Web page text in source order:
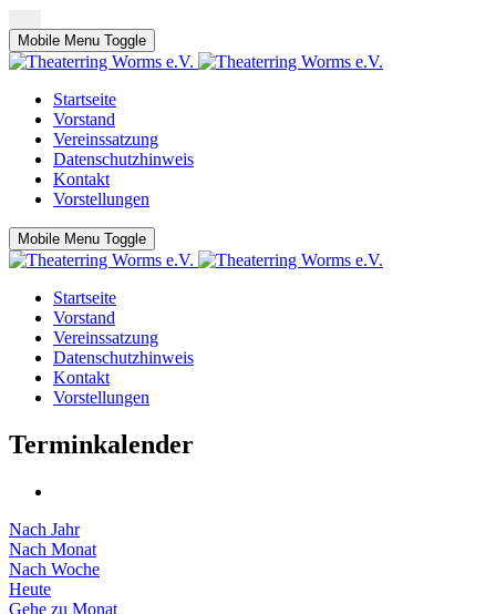
Mobile Menu Toggle
Startseite
Vorstand
Vereinssatzung
Datenschutzhinweis
Kontakt
Vorstellungen
Mobile Menu Toggle
Startseite
Vorstand
Vereinssatzung
Datenschutzhinweis
Kontakt
Vorstellungen
Terminkalender
Nach Jahr
Nach Monat
Nach Woche
Heute
Gehe zu Monat